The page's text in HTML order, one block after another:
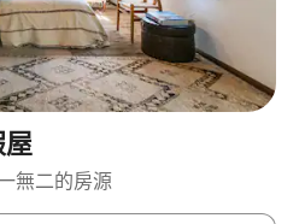
無二的房源